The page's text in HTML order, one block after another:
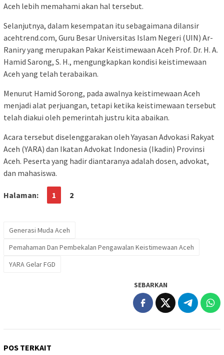
Aceh lebih memahami akan hal tersebut.
Selanjutnya, dalam kesempatan itu sebagaimana dilansir
acehtrend.com, Guru Besar Universitas Islam Negeri (UIN) Ar-
Raniry yang merupakan Pakar Keistimewaan Aceh Prof. Dr. H. A.
Hamid Sarong, S. H., mengungkapkan kondisi keistimewaan
Aceh yang telah terabaikan.
Menurut Hamid Sorong, pada awalnya keistimewaan Aceh
menjadi alat perjuangan, tetapi ketika keistimewaan tersebut
telah diakui oleh pemerintah justru kita abaikan.
Acara tersebut diselenggarakan oleh Yayasan Advokasi Rakyat
Aceh (YARA) dan Ikatan Advokat Indonesia (Ikadin) Provinsi
Aceh. Peserta yang hadir diantaranya adalah dosen, advokat,
dan mahasiswa.
Halaman: 1 2
Generasi Muda Aceh
Pemahaman Dan Pembekalan Pengawalan Keistimewaan Aceh
YARA Gelar FGD
SEBARKAN
POS TERKAIT